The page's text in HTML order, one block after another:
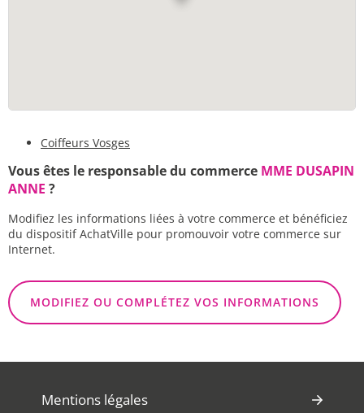
Coiffeurs Vosges
Vous êtes le responsable du commerce MME DUSAPIN
ANNE ?
Modifiez les informations liées à votre commerce et bénéficiez
du dispositif AchatVille pour promouvoir votre commerce sur
Internet.
MODIFIEZ OU COMPLÉTEZ VOS INFORMATIONS
Mentions légales